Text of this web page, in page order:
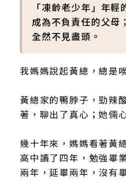
「凍齡老少年」年
成為不負責任的父
全然不見盡頭。
我媽媽說起黃總，總是
黃總家的鴨脖子，勁辣
著，聊出了真心；她倆
幾十年來，媽媽看著黃
高中讀了四年，勉強畢
兩年，延畢兩年，沒有